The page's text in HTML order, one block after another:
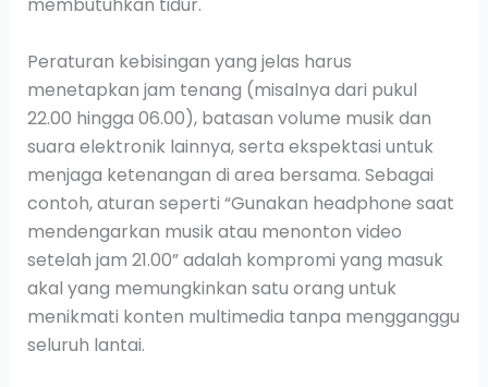
membutuhkan tidur.
Peraturan kebisingan yang jelas harus
menetapkan jam tenang (misalnya dari pukul
22.00 hingga 06.00), batasan volume musik dan
suara elektronik lainnya, serta ekspektasi untuk
menjaga ketenangan di area bersama. Sebagai
contoh, aturan seperti “Gunakan headphone saat
mendengarkan musik atau menonton video
setelah jam 21.00” adalah kompromi yang masuk
akal yang memungkinkan satu orang untuk
menikmati konten multimedia tanpa mengganggu
seluruh lantai.